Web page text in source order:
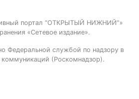
портал “ОТКРЫТЫЙ НИЖНИЙ”»
«Сетевое издание».
Федеральной службой по надзору в
(Роскомнадзор).